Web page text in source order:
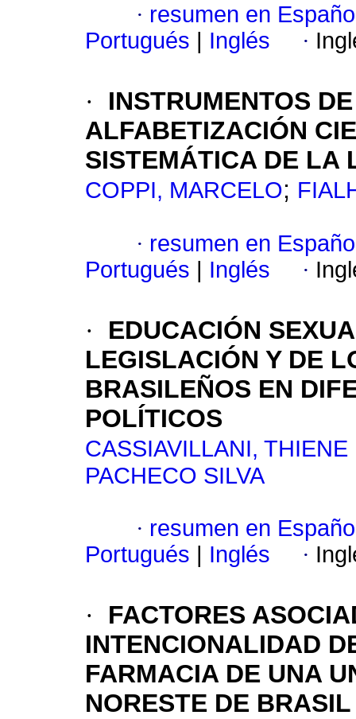
· resumen en
Portugués
Inglés ·
·
INSTRUMENTOS
ALFABETIZACIÓN
SISTEMÁTICA DE LA
COPPI, MARCELO;
· resumen en
Portugués
Inglés ·
·
EDUCACIÓN
LEGISLACIÓN Y DE
BRASILEÑOS EN
POLÍTICOS
CASSIAVILLANI, THIENE
PACHECO SILVA
· resumen en
Portugués
Inglés ·
·
FACTORES
INTENCIONALIDAD
FARMACIA DE UNA
NORESTE DE BRASIL